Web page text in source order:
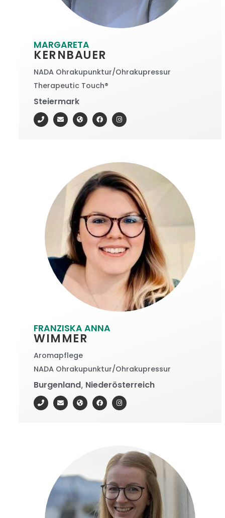
MARGARETA
KERNBAUER
NADA Ohrakupunktur/Ohrakupressur
Therapeutic Touch®
Steiermark
FRANZISKA ANNA
WIMMER
Aromapflege
NADA Ohrakupunktur/Ohrakupressur
Burgenland, Niederösterreich